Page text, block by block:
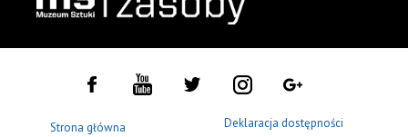
Strona główna Deklaracja dostępności